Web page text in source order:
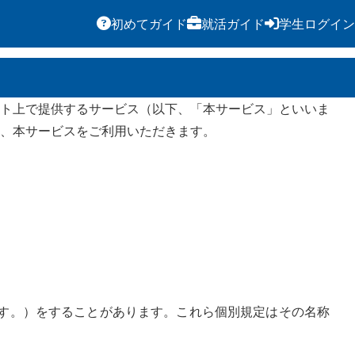
初めてガイド 就活ガイド 学生ログイン
で提供するサービス（以下、「本サービス」といいま
サービスをご利用いただきます。
）をすることがあります。これら個別規定はその名称